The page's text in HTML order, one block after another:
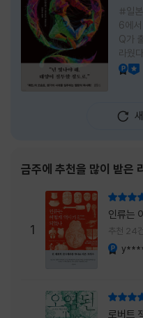
#일
6에
Q가
라웠
고 생
제목
을 의
려는
개
경적
하고
직원
한
금주에 추천을 많이 받은
1
인류는 이렇
역사가
추천 24
로버트